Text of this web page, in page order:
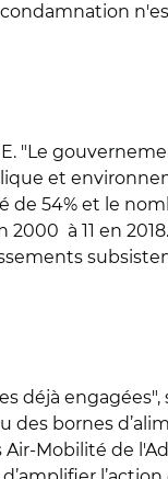
"Le
et
de 54% et le
à 11 en
déjà engagées",
des bornes
Mobilité de